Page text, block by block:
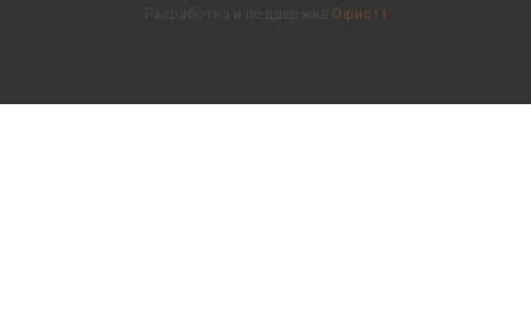
Офис11